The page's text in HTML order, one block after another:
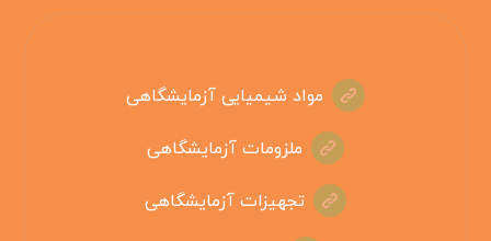
مواد شیمیایی آزمایشگاهی
ملزومات آزمایشگاهی
تجهیزات آزمایشگاهی